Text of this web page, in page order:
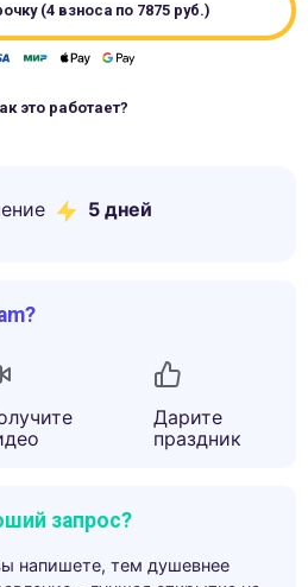
(4 взноса по 7875 руб.)
это работает?
5 дней
Дарите
праздник
запрос?
напишете, тем душевнее